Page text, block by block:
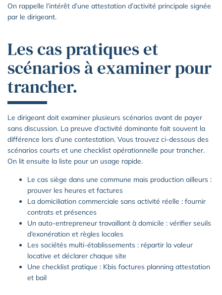
On rappelle l’intérêt d’une attestation d’activité principale signée
par le dirigeant.
Les cas pratiques et
scénarios à examiner pour
trancher.
Le dirigeant doit examiner plusieurs scénarios avant de payer
sans discussion. La preuve d’activité dominante fait souvent la
différence lors d’une contestation. Vous trouvez ci-dessous des
scénarios courts et une checklist opérationnelle pour trancher.
On lit ensuite la liste pour un usage rapide.
Le cas siège dans une commune mais production ailleurs :
prouver les heures et factures
La domiciliation commerciale sans activité réelle : fournir
contrats et présences
Un auto-entrepreneur travaillant à domicile : vérifier seuils
d’exonération et règles locales
Les sociétés multi-établissements : répartir la valeur
locative et déclarer chaque site
Une checklist pratique : Kbis factures planning attestation
et bail